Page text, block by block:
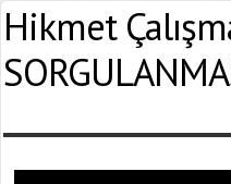
Hikmet
Yaşadığınız Hatanın Ayrıntıları